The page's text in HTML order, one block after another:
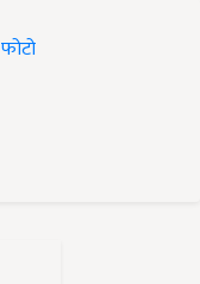
फोटो